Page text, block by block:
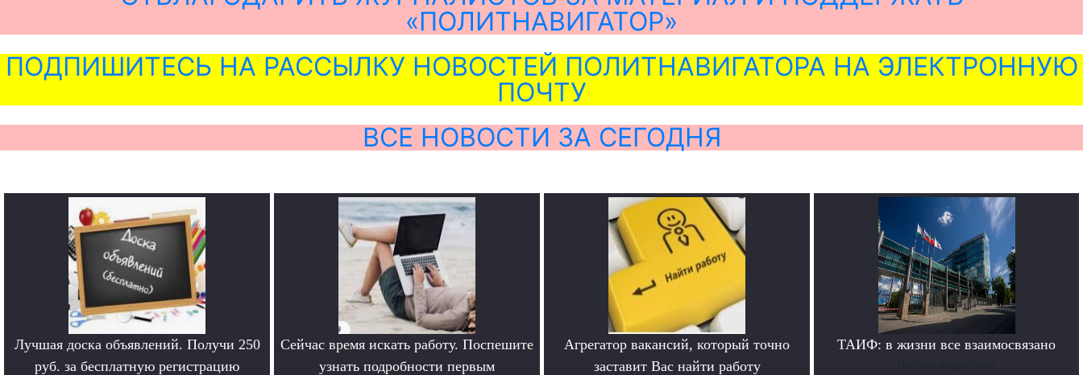
«ПОЛИТНАВИГАТОР»
ПОДПИШИТЕСЬ НА РАССЫЛКУ НОВОСТЕЙ ПОЛИТНАВИГАТОРА НА ЭЛЕКТРОННУЮ
ПОЧТУ
ВСЕ НОВОСТИ ЗА СЕГОДНЯ
Лучшая доска объявлений. Получи 250
руб. за бесплатную регистрацию
Сейчас время искать работу. Поспешите
узнать подробности первым
Агрегатор вакансий, который точно
заставит Вас найти работу
ТАИФ: в жизни все взаимосвязано